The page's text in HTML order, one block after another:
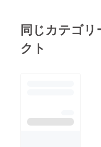
同じカテゴリ
クト